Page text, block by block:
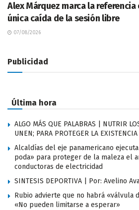
Alex Márquez marca la referencia
única caída de la sesión libre
07/08/2026
Publicidad
Última hora
ALGO MÁS QUE PALABRAS | NUTRIR
UNEN; PARA PROTEGER LA
Alcaldías del eje panamericano
poda» para proteger de la maleza el
conductoras de electricidad
SINTESIS DEPORTIVA | Por: Avelino
Rubio advierte que no habrá «válvula
«No pueden limitarse a esperar»